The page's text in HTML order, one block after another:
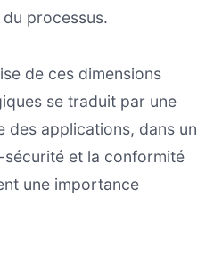
processus.
de ces dimensions
se traduit par une
des applications, dans un
et la conformité
une importance